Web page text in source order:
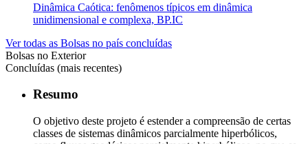
Dinâmica Caótica: fenômenos típicos em dinâmica
unidimensional e complexa, BP.IC
Ver todas as Bolsas no país concluídas
Bolsas no Exterior
Concluídas (mais recentes)
Resumo
O objetivo deste projeto é estender a compreensão de certas
classes de sistemas dinâmicos parcialmente hiperbólicos,